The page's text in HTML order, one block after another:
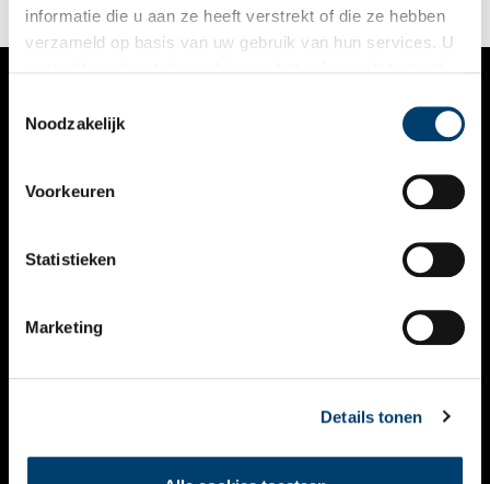
informatie die u aan ze heeft verstrekt of die ze hebben
verzameld op basis van uw gebruik van hun services. U
Noodzakelijk
Voorkeuren
Statistieken
Marketing
Details tonen
VERHALEN
KALENDER
THEMA’S
VIDEO’S
CONTACT